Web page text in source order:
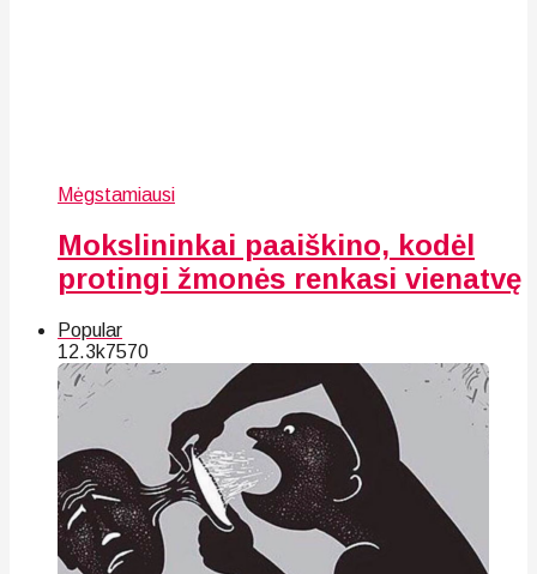
Mėgstamiausi
Mokslininkai paaiškino, kodėl
protingi žmonės renkasi vienatvę
Popular
12.3k7570